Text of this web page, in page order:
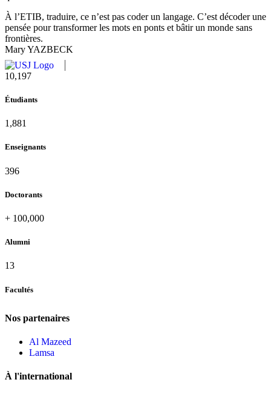
À l’ETIB, traduire, ce n’est pas coder un langage. C’est décoder une
pensée pour transformer les mots en ponts et bâtir un monde sans
frontières.
Mary YAZBECK
11,124
Étudiants
2,052
Enseignants
432
Doctorants
+ 100,000
Alumni
13
Facultés
Nos partenaires
Al Mazeed
Lamsa
À l'international